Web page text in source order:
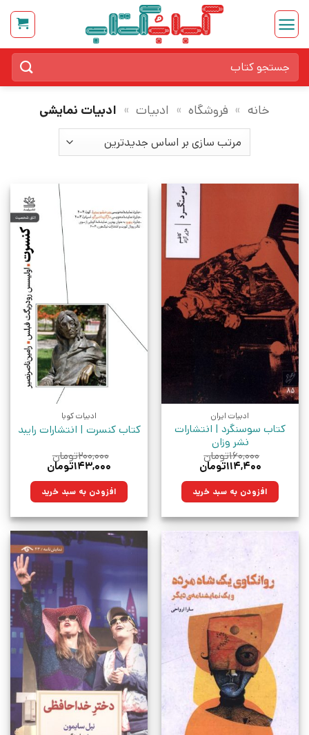
Skip
content
برای:
خانه » فروشگاه » ادبیات » ادبیات نمایشی
ادبیات ایران
کتاب سوسنگرد | انتشارات
نشر وزان
۱۶۰,۰۰۰تومان
قیمت
۱۶۰,۰۰۰تومان
بود.
۱۱۴,۴۰۰تومان
۱۱۴,۴۰۰تومان.افزودن به سبد خرید
ادبیات کوبا
کتاب کنسرت | انتشارات رایبد
۲۰۰,۰۰۰تومان
قیمت
۲۰۰,۰۰۰تومان
بود.
۱۴۳,۰۰۰تومان
۱۴۳,۰۰۰تومان.افزودن به سبد خرید